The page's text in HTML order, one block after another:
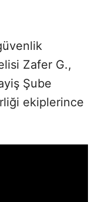
Zafer G.,
Şube
ekiplerince